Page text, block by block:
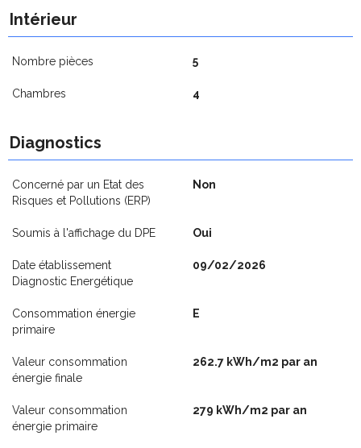
Intérieur
Nombre pièces 5
Chambres 4
Diagnostics
Concerné par un Etat des
Risques et Pollutions (ERP)
Non
Soumis à l'affichage du DPE Oui
Date établissement
Diagnostic Energétique
09/02/2026
Consommation énergie
primaire
E
Valeur consommation
énergie finale
262.7 kWh/m2 par an
Valeur consommation
énergie primaire
279 kWh/m2 par an